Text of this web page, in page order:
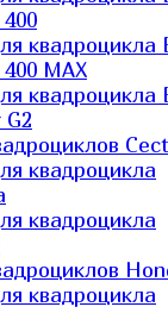
квадроцикла
MAX
квадроцикла
квадроцикла
квадроцикла
квадроцикла